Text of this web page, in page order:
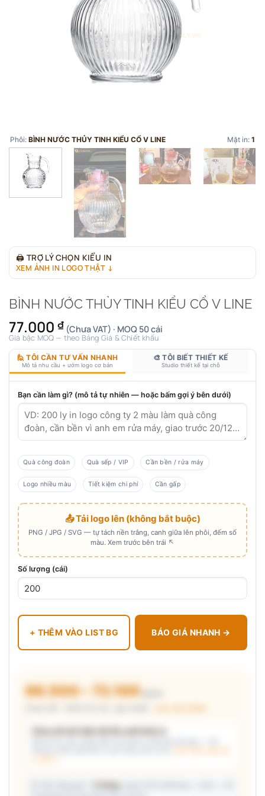
Phôi: BÌNH NƯỚC THỦY TINH KIỂU CỔ V LINE Mặt in: 1
🖨 TRỢ LÝ CHỌN KIỂU IN
XEM ẢNH IN LOGO THẬT ↓
BÌNH NƯỚC THỦY TINH KIỂU CỔ V LINE
77.000 ₫ (Chưa VAT) · MOQ 50 cái
Giá bậc MOQ — theo Bảng Giá & Chiết khấu
🙋 TÔI CẦN TƯ VẤN NHANH
Mô tả nhu cầu + ướm logo cơ bản
🎨 TÔI BIẾT THIẾT KẾ
Studio thiết kế tại chỗ
Bạn cần làm gì? (mô tả tự nhiên — hoặc bấm gợi ý bên dưới)
Quà công đoàn Quà sếp / VIP Cần bền / rửa máy
Logo nhiều màu Tiết kiệm chi phí Cần gấp
📤 Tải logo lên (không bắt buộc)
PNG / JPG / SVG — tự tách nền trắng, canh giữa lên phôi, đếm số
màu. Xem trước bên trái ↖
Số lượng (cái)
+ THÊM VÀO LIST BG BÁO GIÁ NHANH →
66.500 – 72.100